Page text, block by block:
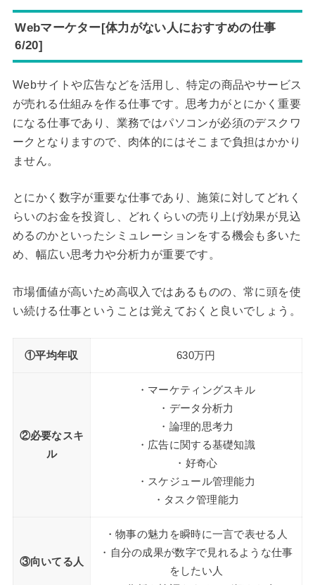
Webマーケター[体力がない人におすすめの仕事
6/20]
Webサイトや広告などを活用し、特定の商品やサービス
が売れる仕組みを作る仕事です。思考力がとにかく重要
になる仕事であり、業務ではパソコンが必須のデスクワ
ークとなりますので、肉体的にはそこまで負担はかかり
ません。
とにかく数字が重要な仕事であり、施策に対してどれく
らいのお金を投資し、どれくらいの売り上げ効果が見込
めるのかといったシミュレーションをする機会も多いた
め、幅広い思考力や分析力が重要です。
市場価値が高いため高収入ではあるものの、常に頭を使
い続ける仕事ということは覚えておくと良いでしょう。
①平均年収 630万円
②必要なスキ
ル
・マーケティングスキル
・データ分析力
・論理的思考力
・広告に関する基礎知識
・好奇心
・スケジュール管理能力
・タスク管理能力
③向いてる人
・物事の魅力を瞬時に一言で表せる人
・自分の成果が数字で見れるような仕事
をしたい人